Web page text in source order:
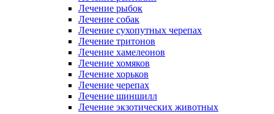
Лечение рыбок
Лечение собак
Лечение сухопутных черепах
Лечение тритонов
Лечение хамелеонов
Лечение хомяков
Лечение хорьков
Лечение черепах
Лечение шиншилл
Лечение экзотических животных